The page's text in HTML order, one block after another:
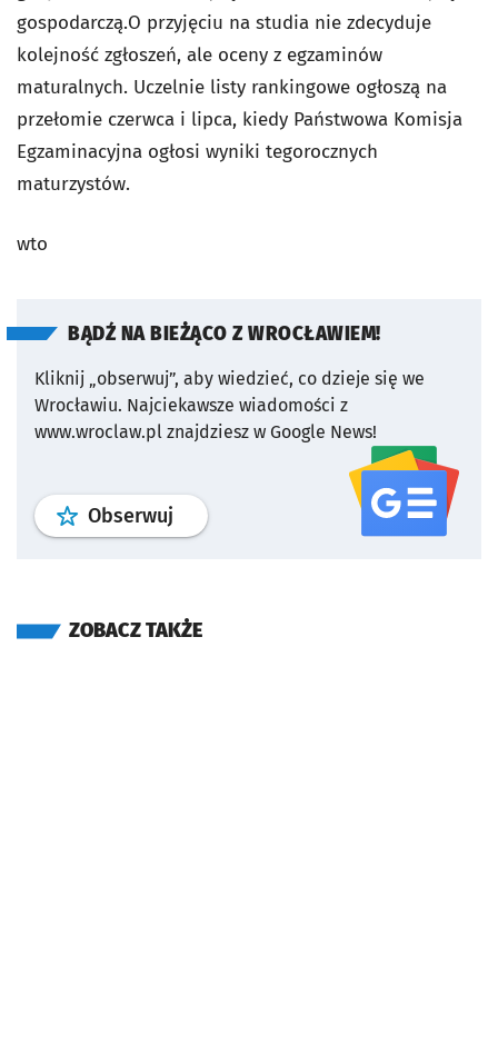
gospodarczą.O przyjęciu na studia nie zdecyduje
kolejność zgłoszeń, ale oceny z egzaminów
maturalnych. Uczelnie listy rankingowe ogłoszą na
przełomie czerwca i lipca, kiedy Państwowa Komisja
Egzaminacyjna ogłosi wyniki tegorocznych
maturzystów.
wto
BĄDŹ NA BIEŻĄCO Z WROCŁAWIEM!
Kliknij „obserwuj”, aby wiedzieć, co dzieje się we
Wrocławiu. Najciekawsze wiadomości z
www.wroclaw.pl znajdziesz w Google News!
Obserwuj profil serwisu
ZOBACZ TAKŻE